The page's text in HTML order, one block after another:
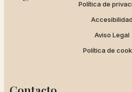
Política de
Accesibilidad
Aviso Legal
Política de